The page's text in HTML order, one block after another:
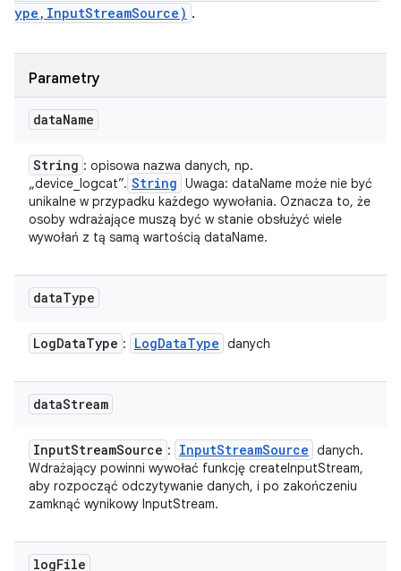
ype,InputStreamSource) .
Parametry
dataName
String : opisowa nazwa danych, np.
„device_logcat”. String Uwaga: dataName może nie być
unikalne w przypadku każdego wywołania. Oznacza to, że
osoby wdrażające muszą być w stanie obsłużyć wiele
wywołań z tą samą wartością dataName.
dataType
LogDataType : LogDataType danych
dataStream
InputStreamSource : InputStreamSource danych.
Wdrażający powinni wywołać funkcję createInputStream,
aby rozpocząć odczytywanie danych, i po zakończeniu
zamknąć wynikowy InputStream.
logFile